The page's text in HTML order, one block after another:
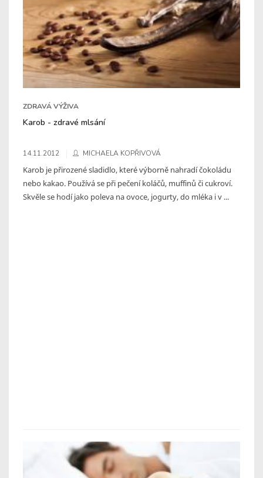
ZDRAVÁ VÝŽIVA
Karob - zdravé mlsání
14.11.2012 MICHAELA KOPŘIVOVÁ
Karob je přirozené sladidlo, které výborně nahradí čokoládu
nebo kakao. Používá se při pečení koláčů, muffinů či cukroví.
Skvěle se hodí jako poleva na ovoce, jogurty, do mléka i v ...